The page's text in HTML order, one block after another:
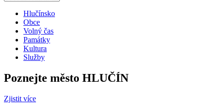
Hlučínsko
Obce
Volný čas
Památky
Kultura
Služby
Poznejte město HLUČÍN
Zjistit více